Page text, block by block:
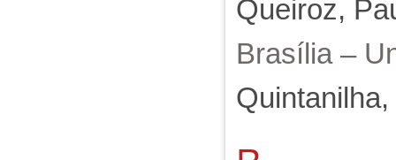
Queiroz,
Brasília –